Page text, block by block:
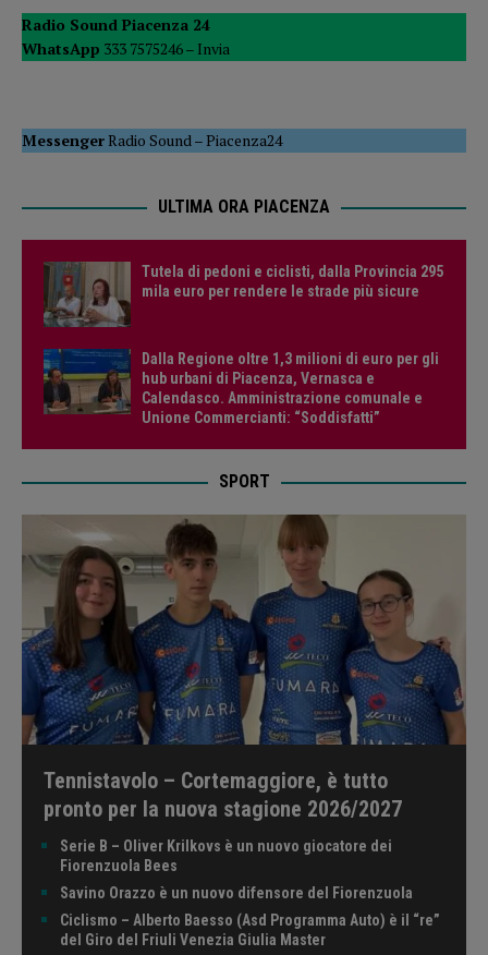
Radio Sound Piacenza 24
WhatsApp 333 7575246 – Invia
MessengerRadio Sound –Piacenza24
ULTIMA ORA PIACENZA
Tutela di pedoni e ciclisti, dalla Provincia 295
mila euro per rendere le strade più sicure
Dalla Regione oltre 1,3 milioni di euro per gli
hub urbani di Piacenza, Vernasca e
Calendasco. Amministrazione comunale e
Unione Commercianti: “Soddisfatti”
SPORT
Tennistavolo – Cortemaggiore, è tutto
pronto per la nuova stagione 2026/2027
Serie B – Oliver Krilkovs è un nuovo giocatore dei
Fiorenzuola Bees
Savino Orazzo è un nuovo difensore del Fiorenzuola
Ciclismo – Alberto Baesso (Asd Programma Auto) è il “re”
del Giro del Friuli Venezia Giulia Master